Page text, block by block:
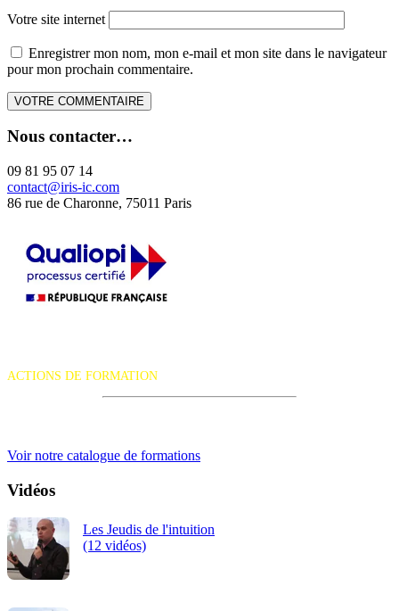
Votre site internet
Enregistrer mon nom, mon e-mail et mon site dans le navigateur
pour mon prochain commentaire.
Nous contacter…
09 81 95 07 14
contact@iris-ic.com
86 rue de Charonne, 75011 Paris
ACTIONS DE FORMATION
Voir notre catalogue de formations
Vidéos
Les Jeudis de l'intuition
(12 vidéos)